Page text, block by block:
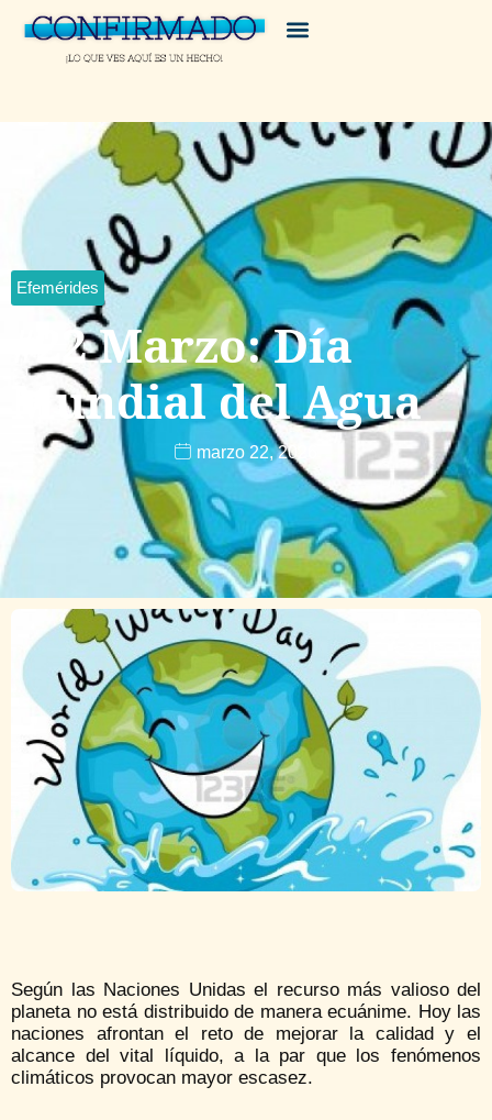
Efemérides
#22 Marzo: Día
Mundial del Agua
marzo 22, 2026
Según las Naciones Unidas el recurso más valioso del
planeta no está distribuido de manera ecuánime. Hoy las
naciones afrontan el reto de mejorar la calidad y el
alcance del vital líquido, a la par que los fenómenos
climáticos provocan mayor escasez.